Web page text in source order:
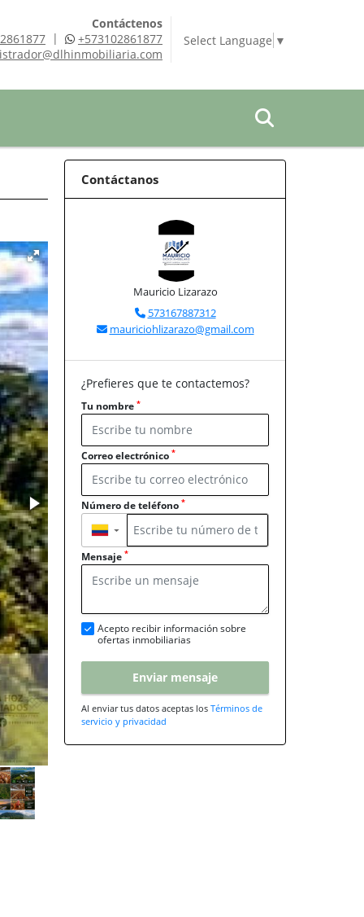
Contáctenos
|
+573102861877
Select Language ▼
Contáctanos
Mauricio Lizarazo
573167887312
mauriciohlizarazo@gmail.com
¿Prefieres que te contactemos?
Tu nombre *
Correo electrónico *
Número de teléfono *
▼
Mensaje *
Acepto recibir información sobre
ofertas inmobiliarias
Enviar mensaje
Al enviar tus datos aceptas los Términos de
servicio y privacidad